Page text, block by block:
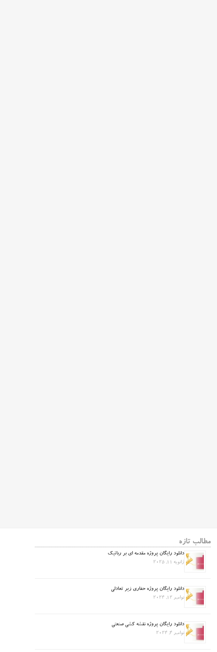
مطالب تازه
دانلود رایگان پروژه مقدمه ای بر رباتیک
ژانویه 11, 2025
دانلود رایگان پروژه حفاری زیر تعادلی
نوامبر 12, 2024
دانلود رایگان پروژه نقشه کشی صنعتی
نوامبر 4, 2024